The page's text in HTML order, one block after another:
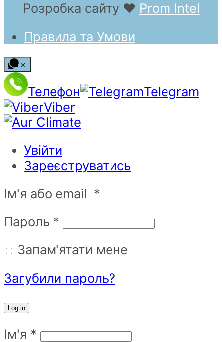
Розробка сайту ❤ Prom Intel
Правила та Умови
Телефон
Telegram
Viber
Увійти
Зареєструватись
Ім'я або email *
Пароль *
Запам'ятати мене
Загубили пароль?
Log in
Ім'я *